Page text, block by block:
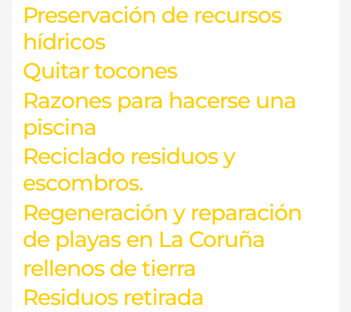
Preservación de recursos
hídricos
Quitar tocones
Razones para hacerse una
piscina
Reciclado residuos y
escombros.
Regeneración y reparación
de playas en La Coruña
rellenos de tierra
Residuos retirada